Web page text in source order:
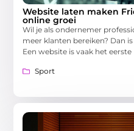
Website laten maken
online groei
Wil je als ondernemer
meer klanten bereiken? Dan
Een website is vaak het eerste
Sport